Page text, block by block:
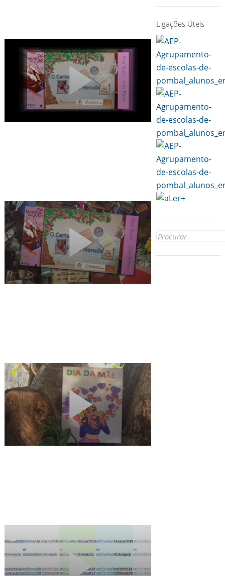
Ligações Úteis
Search